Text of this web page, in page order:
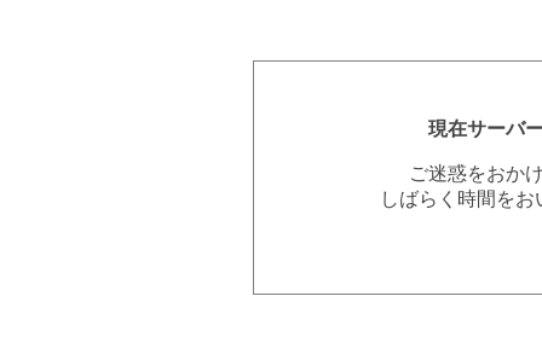
現在サーバ
ご迷惑をおか
しばらく時間を